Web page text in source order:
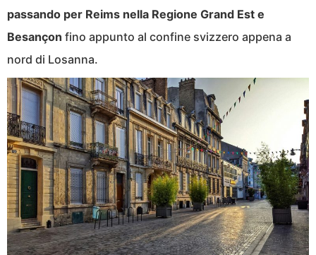
passando per Reims nella Regione Grand Est e
Besançon fino appunto al confine svizzero appena a
nord di Losanna.